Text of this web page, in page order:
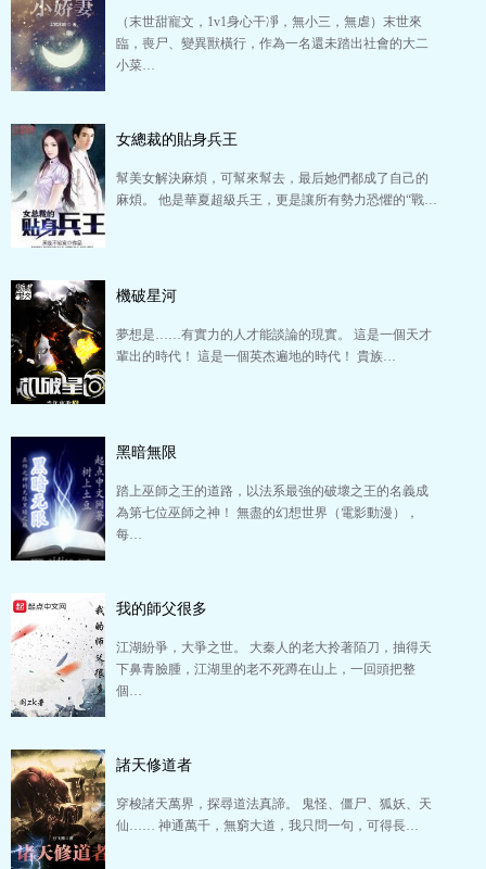
（末世甜寵文，1v1身心干凈，無小三，無虐）末世來
臨，喪尸、變異獸橫行，作為一名還未踏出社會的大二
小菜…
女總裁的貼身兵王
幫美女解決麻煩，可幫來幫去，最后她們都成了自己的
麻煩。 他是華夏超級兵王，更是讓所有勢力恐懼的“戰…
機破星河
夢想是……有實力的人才能談論的現實。 這是一個天才
輩出的時代！ 這是一個英杰遍地的時代！ 貴族…
黑暗無限
踏上巫師之王的道路，以法系最強的破壞之王的名義成
為第七位巫師之神！ 無盡的幻想世界（電影動漫），
每…
我的師父很多
江湖紛爭，大爭之世。 大秦人的老大拎著陌刀，抽得天
下鼻青臉腫，江湖里的老不死蹲在山上，一回頭把整
個…
諸天修道者
穿梭諸天萬界，探尋道法真諦。 鬼怪、僵尸、狐妖、天
仙…… 神通萬千，無窮大道，我只問一句，可得長…